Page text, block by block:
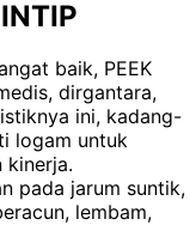
baik, PEEK
dirgantara,
ini, kadang-
logam untuk
kinerja.
pada jarum suntik,
lembam,